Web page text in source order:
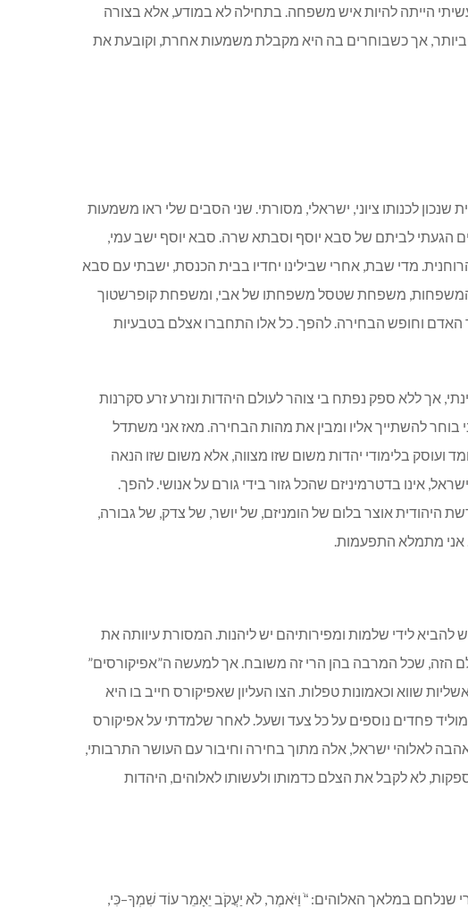
הייתה להיות איש משפחה. בתחילה לא במודע, אלא בצורה
אך כשבוחרים בה היא מקבלת משמעות אחרת, וקובעת את
לכנותו ציוני, ישראלי, מסורתי. שני הסבים שלי ראו משמעות
הגעתי לביתם של סבא יוסף וסבתא שרה. סבא יוסף ישב עמי,
מדי שבת, אחרי שבילינו יחדיו בבית הכנסת, ישבתי עם סבא
המשפחות, משפחת שטסל משפחתו של אבי, ומשפחת קופרשטוך
האדם וחופש הבחירה. להפך. כל אלו התחברו אצלם בטבעיות
אך ללא ספק נפתח בי צוהר לעולם היהדות ונזרע זרע סקרנות
בוחר להשתייך אליו ומבין את מהות הבחירה. מאז אני משתדל
ועוסק בלימודי יהדות משום שזו מצווה, אלא משום שזו הנאה
אינו בדטרמיניזם שהכל גזור בידי גורם על אנושי. להפך.
היהודית אוצר בלום של הומניזם, של יושר, של צדק, של גבורה,
אני מתמלא התפעמות.
להביא לידי שלמות ומפירותיהם יש ליהנות. המסורת עיוותה את
הזה, שכל המרבה בהן הרי זה משובח. אך למעשה ה”אפיקורסים”
שווא וכאמונות טפלות. הצו העליון שאפיקורס חייב בו היא
פחדים נוספים על כל צעד ושעל. לאחר שלמדתי על אפיקורס
אהבה לאלוהי ישראל, אלה מתוך בחירה וחיבור עם העושר התרבותי,
לא לקבל את הצלם כדמותו ולעשותו לאלוהים, היהדות
במלאך האלוהים: “ֹ וַיֹּאמֶר, לֹא יַעֲקֹב יֵאָמֵר עוֹד שִׁמְךָ–כִּי,